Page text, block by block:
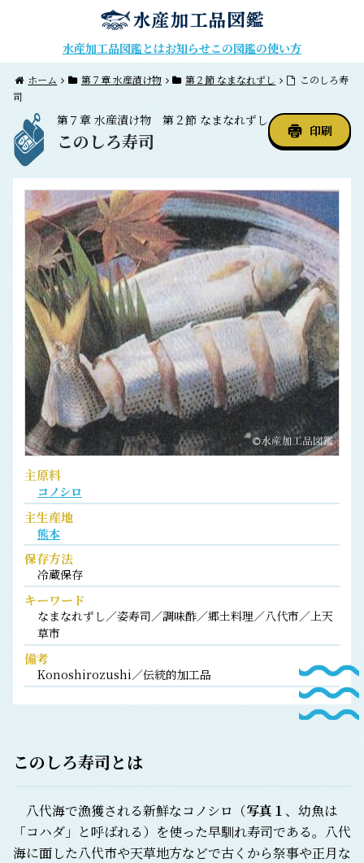
水産加工品図鑑とはお知らせこの図鑑の使い方
ホーム 第７章 水産漬け物 第２節 なまなれずし
このしろ寿
司
第７章 水産漬け物 第２節 なまなれずし
このしろ寿司 印刷
主原料
コノシロ
主生産地
熊本
保存方法
冷蔵保存
キーワード
なまなれずし／姿寿司／調味酢／郷土料理／八代市／上天
草市
備考
Konoshirozushi／伝統的加工品
このしろ寿司とは
八代海で漁獲される新鮮なコノシロ（写真 １、幼魚は
「コハダ」と呼ばれる）を使った早馴れ寿司である。八代
海に面した八代市や天草地方などで古くから祭事や正月な